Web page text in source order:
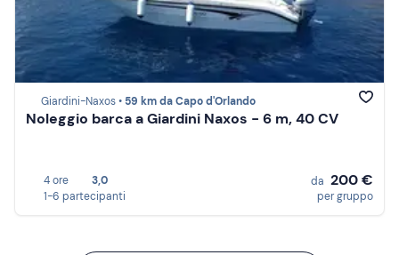
Giardini-Naxos • 59 km da Capo d'Orlando
Noleggio barca a Giardini Naxos - 6 m, 40 CV
4 ore
3,0
1-6 partecipanti
da 200 €
per gruppo